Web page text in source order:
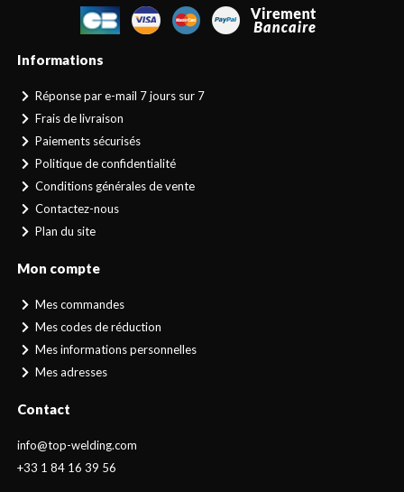
Informations
Réponse par e-mail 7 jours sur 7
Frais de livraison
Paiements sécurisés
Politique de confidentialité
Conditions générales de vente
Contactez-nous
Plan du site
Mon compte
Mes commandes
Mes codes de réduction
Mes informations personnelles
Mes adresses
Contact
info@top-welding.com
+33 1 84 16 39 56